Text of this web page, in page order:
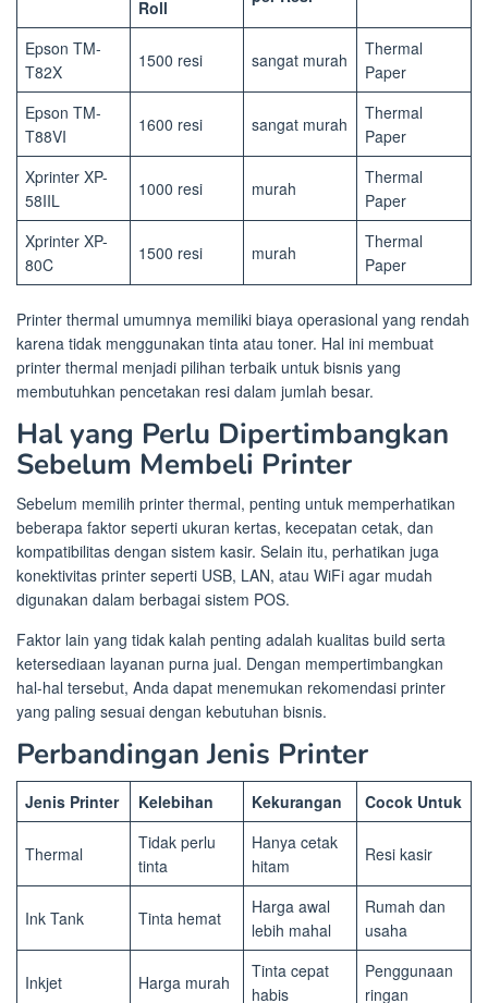
Roll
Epson TM-
T82X
1500 resi sangat murah
Thermal
Paper
Epson TM-
T88VI
1600 resi sangat murah
Thermal
Paper
Xprinter XP-
58IIL
1000 resi murah
Thermal
Paper
Xprinter XP-
80C
1500 resi murah
Thermal
Paper
Printer thermal umumnya memiliki biaya operasional yang rendah
karena tidak menggunakan tinta atau toner. Hal ini membuat
printer thermal menjadi pilihan terbaik untuk bisnis yang
membutuhkan pencetakan resi dalam jumlah besar.
Hal yang Perlu Dipertimbangkan
Sebelum Membeli Printer
Sebelum memilih printer thermal, penting untuk memperhatikan
beberapa faktor seperti ukuran kertas, kecepatan cetak, dan
kompatibilitas dengan sistem kasir. Selain itu, perhatikan juga
konektivitas printer seperti USB, LAN, atau WiFi agar mudah
digunakan dalam berbagai sistem POS.
Faktor lain yang tidak kalah penting adalah kualitas build serta
ketersediaan layanan purna jual. Dengan mempertimbangkan
hal-hal tersebut, Anda dapat menemukan rekomendasi printer
yang paling sesuai dengan kebutuhan bisnis.
Perbandingan Jenis Printer
Jenis Printer Kelebihan Kekurangan Cocok Untuk
Thermal
Tidak perlu
tinta
Hanya cetak
hitam
Resi kasir
Ink Tank Tinta hemat
Harga awal
lebih mahal
Rumah dan
usaha
Inkjet Harga murah
Tinta cepat
habis
Penggunaan
ringan